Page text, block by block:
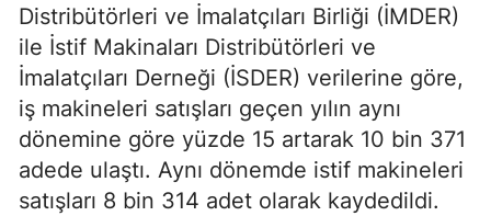
Distribütörleri ve İmalatçıları Birliği (İMDER)
ile İstif Makinaları Distribütörleri ve
İmalatçıları Derneği (İSDER) verilerine göre,
iş makineleri satışları geçen yılın aynı
dönemine göre yüzde 15 artarak 10 bin 371
adede ulaştı. Aynı dönemde istif makineleri
satışları 8 bin 314 adet olarak kaydedildi.